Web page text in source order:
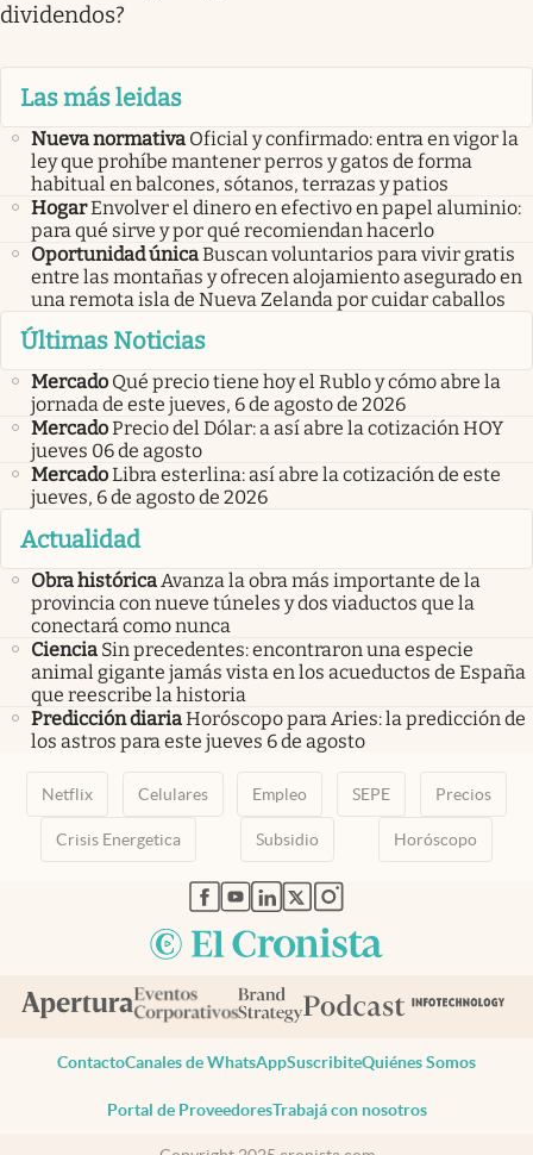
dividendos?
Las más leidas
Nueva normativa Oficial y confirmado: entra en vigor la
ley que prohíbe mantener perros y gatos de forma
habitual en balcones, sótanos, terrazas y patios
HogarEnvolver el dinero en efectivo en papel aluminio:
para qué sirve y por qué recomiendan hacerlo
Oportunidad únicaBuscan voluntarios para vivir gratis
entre las montañas y ofrecen alojamiento asegurado en
una remota isla de Nueva Zelanda por cuidar caballos
Últimas Noticias
Mercado Qué precio tiene hoy el Rublo y cómo abre la
jornada de este jueves, 6 de agosto de 2026
MercadoPrecio del Dólar: a así abre la cotización HOY
jueves 06 de agosto
MercadoLibra esterlina: así abre la cotización de este
jueves, 6 de agosto de 2026
Actualidad
Obra históricaAvanza la obra más importante de la
provincia con nueve túneles y dos viaductos que la
conectará como nunca
Ciencia Sin precedentes: encontraron una especie
animal gigante jamás vista en los acueductos de España
que reescribe la historia
Predicción diariaHoróscopo para Aries: la predicción de
los astros para este jueves 6 de agosto
Netflix Celulares Empleo SEPE Precios
Crisis Energetica Subsidio Horóscopo
abre en nueva pestaña
abre en nueva pestaña
abre en nueva pestaña
abre en nueva pestaña
abre en nueva pestaña
ContactoCanales de WhatsAppSuscribiteQuiénes Somos
Portal de ProveedoresTrabajá con nosotros